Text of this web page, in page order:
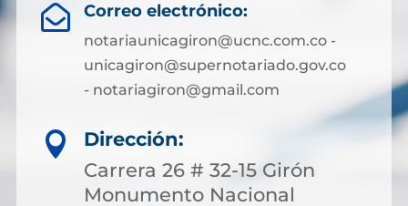
 Correo electrónico:
notariaunicagiron@ucnc.com.co -
unicagiron@supernotariado.gov.co
- notariagiron@gmail.com

Dirección:
Carrera 26 # 32-15 Girón
Monumento Nacional